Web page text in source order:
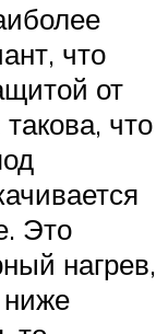
что
от
что
Это
нагрев,
ниже